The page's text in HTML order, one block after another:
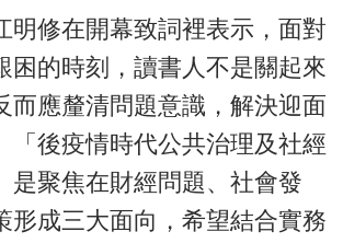
明修在開幕致詞裡表示，面對
困的時刻，讀書人不是關起來
而應釐清問題意識，解決迎面
「後疫情時代公共治理及社經
是聚焦在財經問題、社會發
形成三大面向，希望結合實務